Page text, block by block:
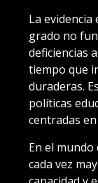
La
grado no
deficiencias
tiempo que
duraderas.
políticas
centradas
En el
cada vez